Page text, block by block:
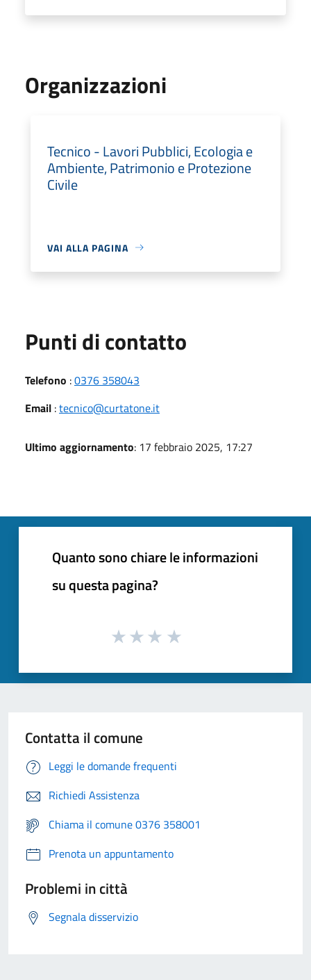
Organizzazioni
Tecnico - Lavori Pubblici, Ecologia e
Ambiente, Patrimonio e Protezione
Civile
VAI ALLA PAGINA
Punti di contatto
Telefono :0376 358043
Email :tecnico@curtatone.it
Ultimo aggiornamento: 17 febbraio 2025, 17:27
Quanto sono chiare le informazioni
su questa pagina?
Contatta il comune
Leggi le domande frequenti
Richiedi Assistenza
Chiama il comune 0376 358001
Prenota un appuntamento
Problemi in città
Segnala disservizio